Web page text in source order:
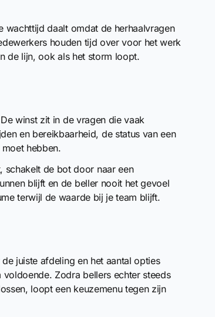
wachttijd daalt omdat de herhaalvragen
houden tijd over voor het werk
de lijn, ook als het storm loopt.
winst zit in de vragen die vaak
en bereikbaarheid, de status van een
hebben.
schakelt de bot door naar een
blijft en de beller nooit het gevoel
terwijl de waarde bij je team blijft.
juiste afdeling en het aantal opties
Zodra bellers echter steeds
loopt een keuzemenu tegen zijn